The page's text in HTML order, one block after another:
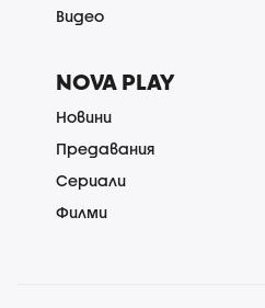
Видео
NOVA PLAY
Новини
Предавания
Сериали
Филми